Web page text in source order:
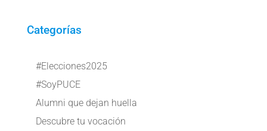
Categorías
#Elecciones2025
#SoyPUCE
Alumni que dejan huella
Descubre tu vocación